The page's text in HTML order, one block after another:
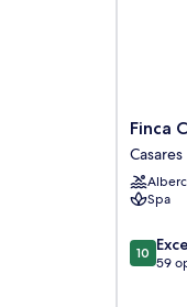
Finca
Cortesin
Hotel
Golf
&
Casares
Finca
Casares
Spa
10.0
de
10
59